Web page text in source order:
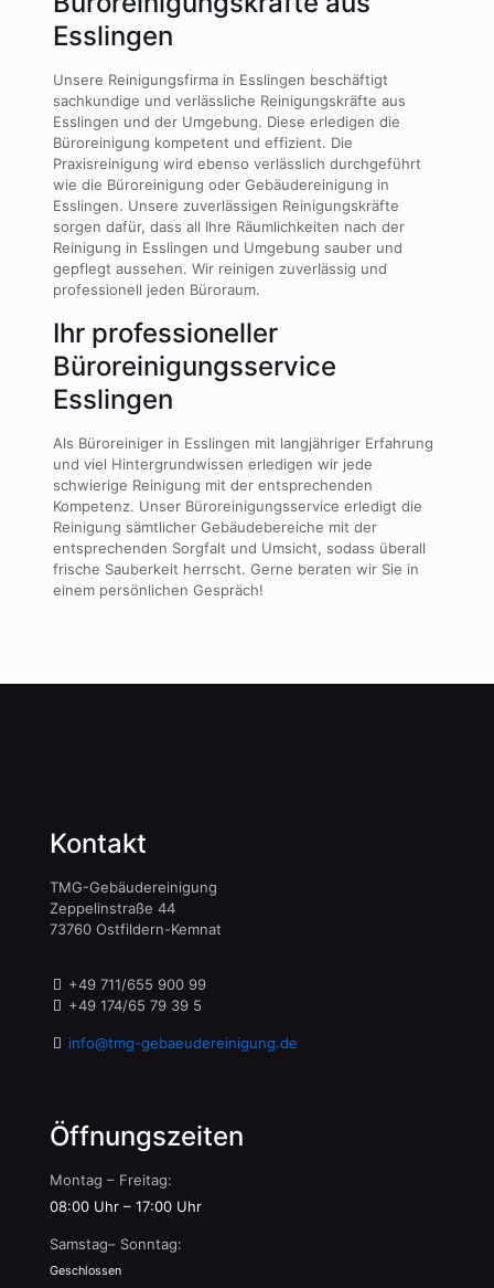
Esslingen
Unsere Reinigungsfirma in Esslingen beschäftigt
sachkundige und verlässliche Reinigungskräfte aus
Esslingen und der Umgebung. Diese erledigen die
Büroreinigung kompetent und effizient. Die
Praxisreinigung wird ebenso verlässlich durchgeführt
wie die Büroreinigung oder Gebäudereinigung in
Esslingen. Unsere zuverlässigen Reinigungskräfte
sorgen dafür, dass all Ihre Räumlichkeiten nach der
Reinigung in Esslingen und Umgebung sauber und
gepflegt aussehen. Wir reinigen zuverlässig und
professionell jeden Büroraum.
Ihr professioneller
Büroreinigungsservice
Esslingen
Als Büroreiniger in Esslingen mit langjähriger Erfahrung
und viel Hintergrundwissen erledigen wir jede
schwierige Reinigung mit der entsprechenden
Kompetenz. Unser Büroreinigungsservice erledigt die
Reinigung sämtlicher Gebäudebereiche mit der
entsprechenden Sorgfalt und Umsicht, sodass überall
frische Sauberkeit herrscht. Gerne beraten wir Sie in
einem persönlichen Gespräch!
Kontakt
TMG-Gebäudereinigung
Zeppelinstraße 44
73760 Ostfildern-Kemnat
+49 711/655 900 99
+49 174/65 79 39 5
info@tmg-gebaeudereinigung.de
Öffnungszeiten
Montag – Freitag:
08:00 Uhr – 17:00 Uhr
Samstag– Sonntag:
Geschlossen